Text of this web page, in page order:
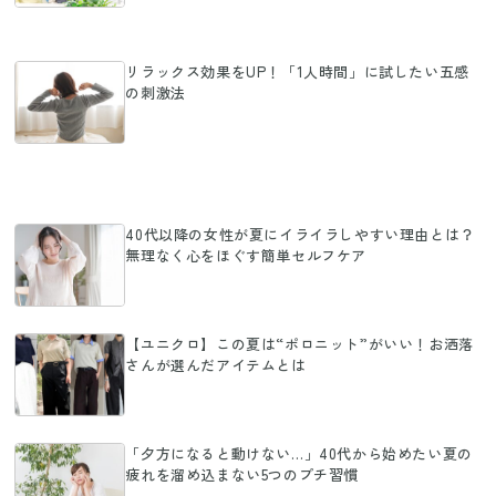
リラックス効果をUP！「1人時間」に試したい五感
の刺激法
40代以降の女性が夏にイライラしやすい理由とは？
無理なく心をほぐす簡単セルフケア
【ユニクロ】この夏は“ポロニット”がいい！お洒落
さんが選んだアイテムとは
「夕方になると動けない…」40代から始めたい夏の
疲れを溜め込まない5つのプチ習慣